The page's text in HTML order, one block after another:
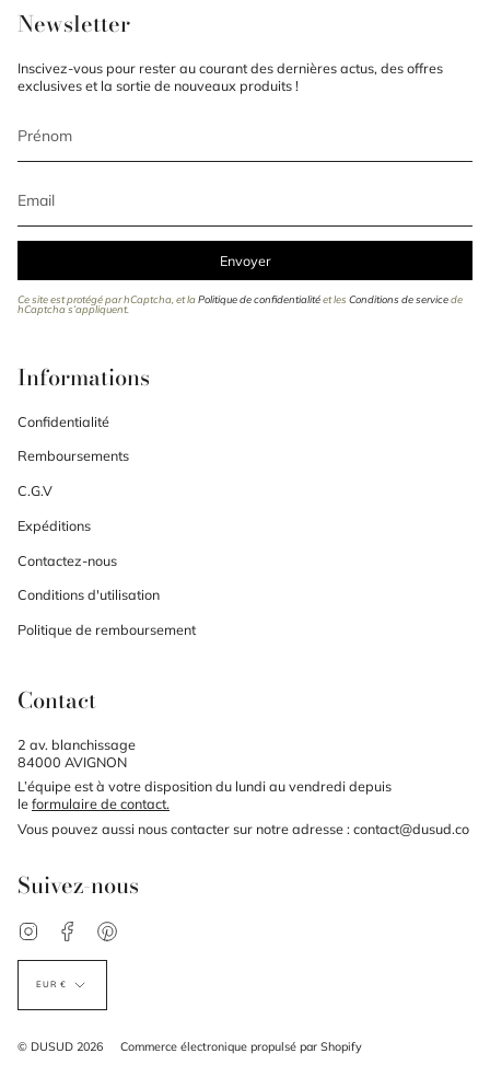
Newsletter
Inscivez-vous pour rester au courant des dernières actus, des offres
exclusives et la sortie de nouveaux produits !
Envoyer
Ce site est protégé par hCaptcha, et laPolitique de confidentialitéet les Conditions de servicede
hCaptcha s’appliquent.
Informations
Confidentialité
Remboursements
C.G.V
Expéditions
Contactez-nous
Conditions d'utilisation
Politique de remboursement
Contact
2 av. blanchissage
84000 AVIGNON
L’équipe est à votre disposition du lundi au vendredi depuis
leformulaire de contact.
Vous pouvez aussi nous contacter sur notre adresse : contact@dusud.co
Suivez-nous
InstagramFacebook
Devise
EUR €
© DUSUD 2026 Commerce électronique propulsé par Shopify